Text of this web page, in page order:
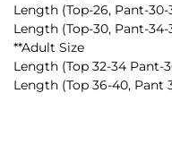
Length (Top-26, Pant-
Length (Top-30, Pant-34-
**Adult Size
Length (Top 32-34 Pant-
Length (Top 36-40, Pant